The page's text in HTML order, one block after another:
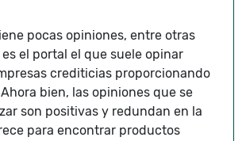
pocas opiniones, entre otras
el portal el que suele opinar
crediticias proporcionando
bien, las opiniones que se
son positivas y redundan en la
para encontrar productos